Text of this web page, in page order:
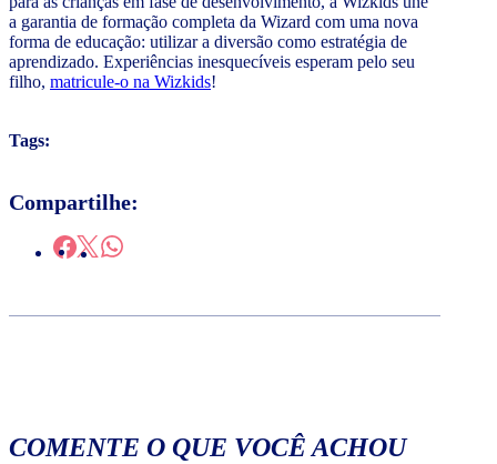
a garantia de formação completa da Wizard com uma nova
forma de educação: utilizar a diversão como estratégia de
aprendizado. Experiências inesquecíveis esperam pelo seu
filho, matricule-o na Wizkids!
Tags:
Compartilhe:
COMENTE O QUE VOCÊ ACHOU